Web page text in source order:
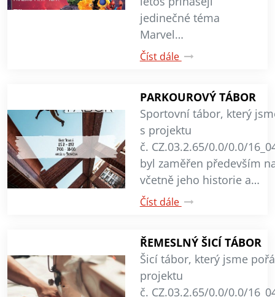
jedinečné téma
Marvel…
Číst dále
PARKOUROVÝ TÁBOR
Sportovní tábor, který
s projektu
č. CZ.03.2.65/0.0/0.0/
byl zaměřen především
včetně jeho historie a…
Číst dále
ŘEMESLNÝ ŠICÍ TÁBOR
Šicí tábor, který jsme
projektu
č. CZ.03.2.65/0.0/0.0/